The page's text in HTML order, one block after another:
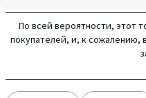
По всей вероятности, этот
покупателей, и, к сожалению,